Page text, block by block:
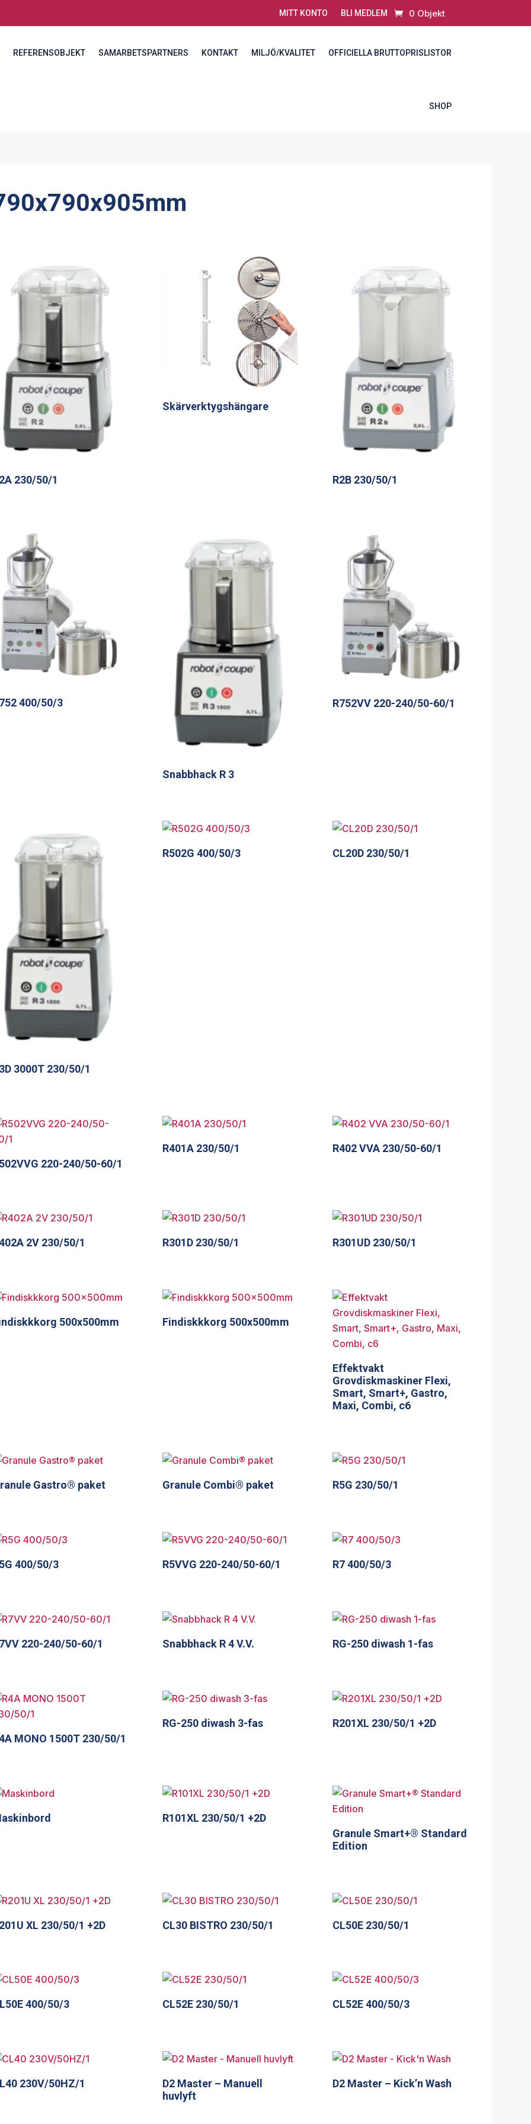
MITT KONTO BLI MEDLEM 0 Objekt
REFERENSOBJEKT SAMARBETSPARTNERS KONTAKT MILJÖ/KVALITET OFFICIELLA BRUTTOPRISLISTOR
SHOP
230/50/1
Skärverktygshängare
R2B 230/50/1
400/50/3
Snabbhack R 3
R752VV 220-240/50-60/1
3000T 230/50/1
R502G 400/50/3 CL20D 230/50/1
220-240/50-60/1
R401A 230/50/1 R402 VVA 230/50-60/1
2V 230/50/1 R301D 230/50/1 R301UD 230/50/1
500x500mm Findiskkkorg 500x500mm
Effektvakt
Grovdiskmaskiner Flexi,
Smart, Smart+, Gastro,
Maxi, Combi, c6
Gastro® paket Granule Combi® paket R5G 230/50/1
400/50/3 R5VVG 220-240/50-60/1 R7 400/50/3
220-240/50-60/1 Snabbhack R 4 V.V. RG-250 diwash 1-fas
MONO 1500T 230/50/1
RG-250 diwash 3-fas R201XL 230/50/1 +2D
R101XL 230/50/1 +2D
Granule Smart+® Standard
Edition
XL 230/50/1 +2D CL30 BISTRO 230/50/1 CL50E 230/50/1
400/50/3 CL52E 230/50/1 CL52E 400/50/3
230V/50HZ/1
D2 Master – Manuell
huvlyft
D2 Master – Kick’n Wash